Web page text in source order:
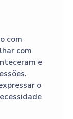
com
com
e
o